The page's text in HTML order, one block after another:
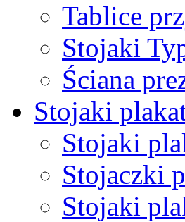
Tablice
Stojaki
Ściana
Stojaki
Stojaki
Stojaczki
Stojaki